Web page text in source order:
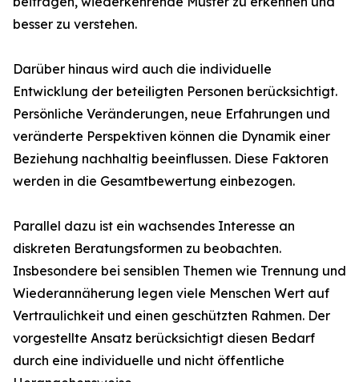
besser zu verstehen.
Darüber hinaus wird auch die individuelle
Entwicklung der beteiligten Personen berücksichtigt.
Persönliche Veränderungen, neue Erfahrungen und
veränderte Perspektiven können die Dynamik einer
Beziehung nachhaltig beeinflussen. Diese Faktoren
werden in die Gesamtbewertung einbezogen.
Parallel dazu ist ein wachsendes Interesse an
diskreten Beratungsformen zu beobachten.
Insbesondere bei sensiblen Themen wie Trennung und
Wiederannäherung legen viele Menschen Wert auf
Vertraulichkeit und einen geschützten Rahmen. Der
vorgestellte Ansatz berücksichtigt diesen Bedarf
durch eine individuelle und nicht öffentliche